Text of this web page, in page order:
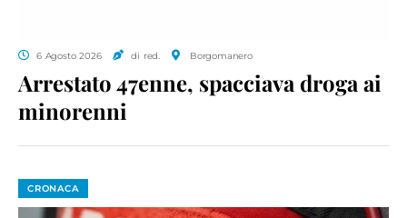
6 Agosto 2026 di red. Borgomanero
Arrestato 47enne, spacciava droga ai
minorenni
CRONACA